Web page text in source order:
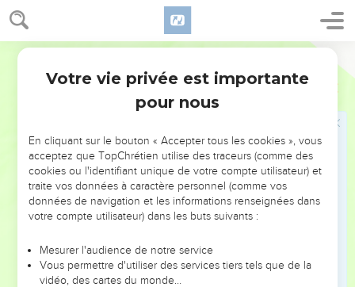
Nombres 11
tout le peuple de l'Eternel était composé de prophètes ! Si
seulement l'Eternel mettait son Esprit sur eux ! »
Et Moïse retourna dans le camp, ainsi que les anciens
d'Israël.
Quibroth-Taava: les cailles
L'Eternel fit souffler de la mer un vent qui amena des
cailles et les dispersa sur le camp, sur environ une journée
de marche de chaque côté tout autour du camp. Il y en avait
près d’un mètre au-dessus du sol.
Tout ce jour-là et toute la nuit, ainsi que toute la journée
qui en avait ramassé le moins en avait un volume de 2200
litres. Ils les étendirent pour eux autour du camp.
Votre vie privée est importante
pour nous
En cliquant sur le bouton « Accepter tous les cookies », vous
acceptez que TopChrétien utilise des traceurs (comme des
cookies ou l'identifiant unique de votre compte utilisateur) et
traite vos données à caractère personnel (comme vos
données de navigation et les informations renseignées dans
votre compte utilisateur) dans les buts suivants :
Mesurer l'audience de notre service
Vous permettre d'utiliser des services tiers tels que de la
vidéo, des cartes du monde…